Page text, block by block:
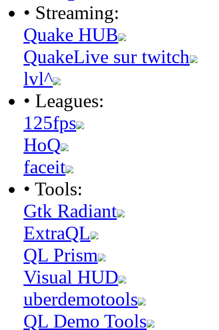
• Streaming:
Quake HUB
QuakeLive sur twitch
lvl^
• Leagues:
125fps
HoQ
faceit
• Tools:
Gtk Radiant
ExtraQL
QL Prism
Visual HUD
uberdemotools
QL Demo Tools